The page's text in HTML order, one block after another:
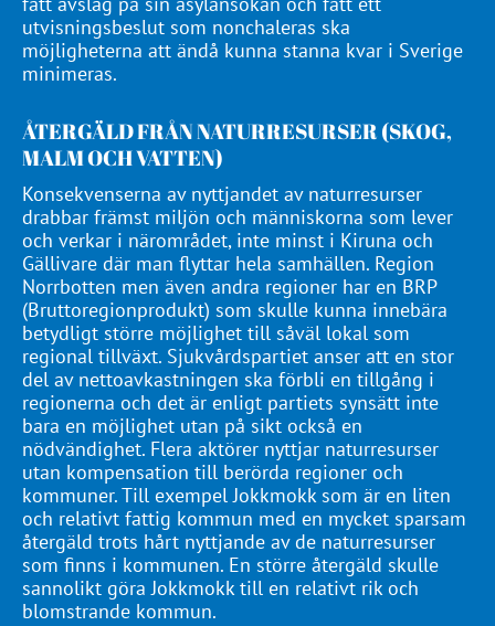
utvisningsbeslut som nonchaleras ska
möjligheterna att ändå kunna stanna kvar i Sverige
minimeras.
ÅTERGÄLD FRÅN NATURRESURSER (SKOG,
MALM OCH VATTEN)
Konsekvenserna av nyttjandet av naturresurser
drabbar främst miljön och människorna som lever
och verkar i närområdet, inte minst i Kiruna och
Gällivare där man flyttar hela samhällen. Region
Norrbotten men även andra regioner har en BRP
(Bruttoregionprodukt) som skulle kunna innebära
betydligt större möjlighet till såväl lokal som
regional tillväxt. Sjukvårdspartiet anser att en stor
del av nettoavkastningen ska förbli en tillgång i
regionerna och det är enligt partiets synsätt inte
bara en möjlighet utan på sikt också en
nödvändighet. Flera aktörer nyttjar naturresurser
utan kompensation till berörda regioner och
kommuner. Till exempel Jokkmokk som är en liten
och relativt fattig kommun med en mycket sparsam
återgäld trots hårt nyttjande av de naturresurser
som finns i kommunen. En större återgäld skulle
sannolikt göra Jokkmokk till en relativt rik och
blomstrande kommun.